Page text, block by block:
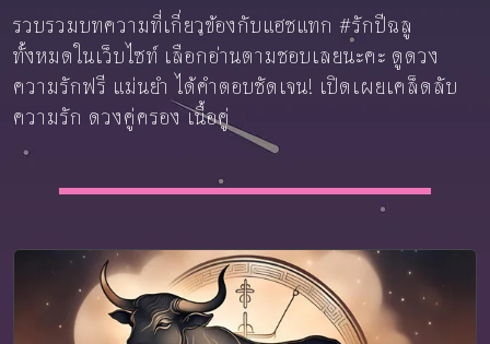
รวบรวมบทความที่เกี่ยวข้องกับแฮชแทก #รักปีฉลู
ทั้งหมดในเว็บไซท์ เลือกอ่านตามชอบเลยนะคะ ดูดวง
ความรักฟรี แม่นยำ ได้คำตอบชัดเจน! เปิดเผยเคล็ดลับ
ความรัก ดวงคู่ครอง เนื้อคู่